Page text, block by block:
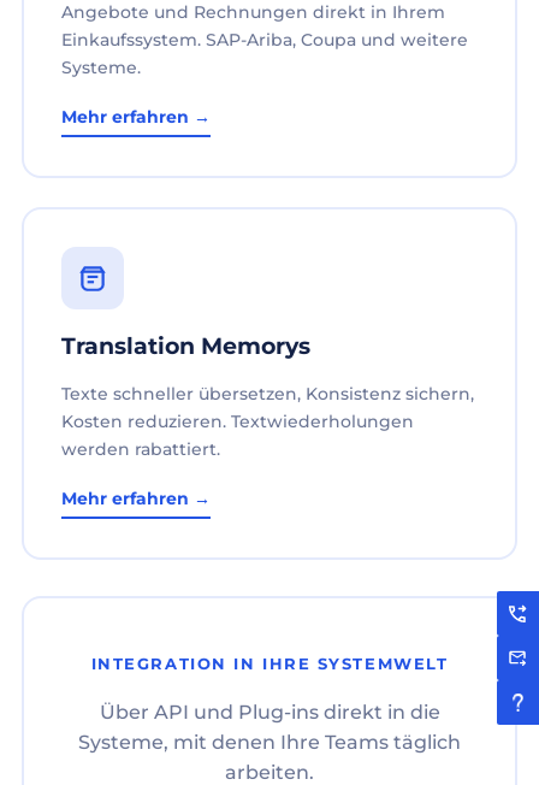
Angebote und Rechnungen direkt in Ihrem
Einkaufssystem. SAP-Ariba, Coupa und weitere
Systeme.
Mehr erfahren →
Translation Memorys
Texte schneller übersetzen, Konsistenz sichern,
Kosten reduzieren. Textwiederholungen
werden rabattiert.
Mehr erfahren →
INTEGRATION IN IHRE SYSTEMWELT
Über API und Plug-ins direkt in die
Systeme, mit denen Ihre Teams täglich
arbeiten.